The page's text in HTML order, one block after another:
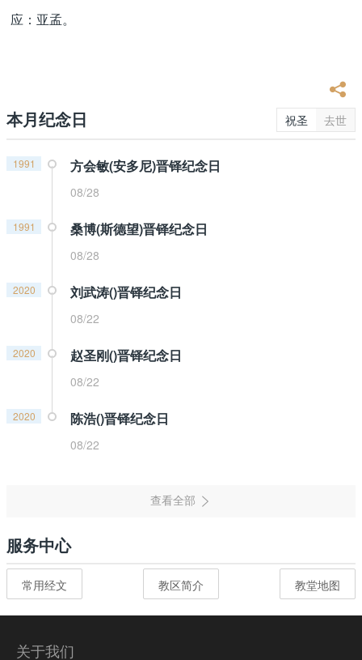
应：亚孟。
本月纪念日 祝圣 去世
1991 方会敏(安多尼)晋铎纪念日
08/28
1991 桑博(斯德望)晋铎纪念日
08/28
2020 刘武涛()晋铎纪念日
08/22
2020 赵圣刚()晋铎纪念日
08/22
2020 陈浩()晋铎纪念日
08/22
服务中心
常用经文 教区简介 教堂地图
关于我们